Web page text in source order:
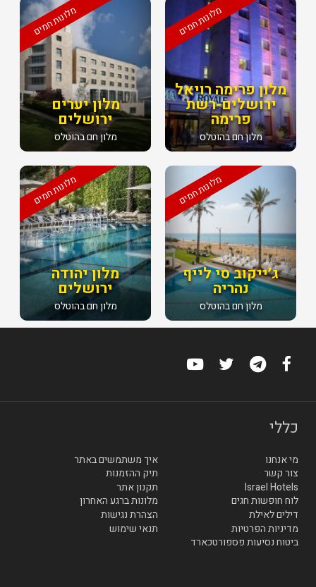
מלונות חמים
מלון יערים
ירושלים
מלון חם בהוטלס
מלונות חמים
מלון פרימה רויאל
ירושלים-רשת
פרימה
מלון חם בהוטלס
מלונות חמים
מלון יהודה
ירושלים
מלון חם בהוטלס
מלונות חמים
ג׳ייקוב סי לייף
נהריה
מלון חם בהוטלס
כללי
מי אנחנו
איך משתמשים באתר
צור קשר
תיק ההזמנות
Israel Hotels
תקנון אתר
לוח חופשות חגים
מלונות ברגע האחרון
דילים לאילת
הצהרת נגישות
מדיניות הפרטיות
תנאי שימוש
ביטוח נסיעות פספורטכארד